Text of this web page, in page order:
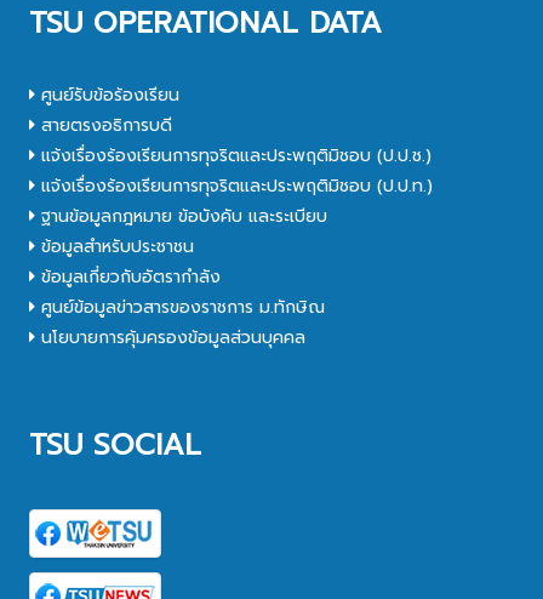
TSU OPERATIONAL DATA
ศูนย์รับข้อร้องเรียน
สายตรงอธิการบดี
แจ้งเรื่องร้องเรียนการทุจริตและประพฤติมิชอบ (ป.ป.ช.)
แจ้งเรื่องร้องเรียนการทุจริตและประพฤติมิชอบ (ป.ป.ท.)
ฐานข้อมูลกฎหมาย ข้อบังคับ และระเบียบ
ข้อมูลสำหรับประชาชน
ข้อมูลเกี่ยวกับอัตรากำลัง
ศูนย์ข้อมูลข่าวสารของราชการ ม.ทักษิณ
นโยบายการคุ้มครองข้อมูลส่วนบุคคล
TSU SOCIAL